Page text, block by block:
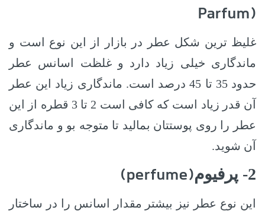
Parfum)
غلیظ ‌ترین شکل عطر در بازار از این نوع است و
ماندگاری خیلی زیاد دارد و غلظت اسانس عطر
حدود 35 تا 45 درصد است.
ماندگاری زیاد این عطر
آن قدر زیاد است که کافی است 2 تا 3 قطره از این
عطر را روی پوستتان بمالید تا متوجه بو و ماندگاری
آن شوید.
2- پرفیوم (perfume)
این نوع عطر نیز بیشتر مقدار اسانس را در ساختار